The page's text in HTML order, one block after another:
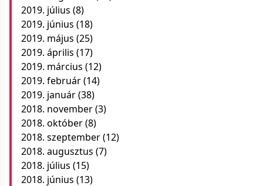
2019. július (8)
2019. június (18)
2019. május (25)
2019. április (17)
2019. március (12)
2019. február(14)
2019. január(38)
2018. november(3)
2018. október(8)
2018. szeptember(12)
2018. augusztus (7)
2018. július (15)
2018. június (13)